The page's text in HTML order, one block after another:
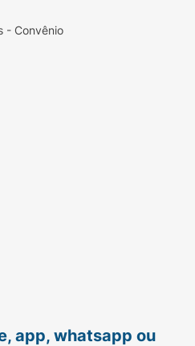
- Convênio
app, whatsapp ou